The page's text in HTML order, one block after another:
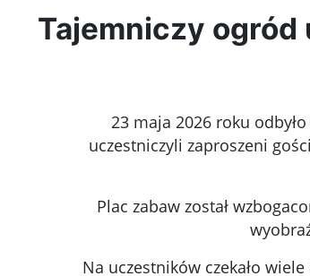
Tajemniczy ogród
23 maja 2026 roku
uczestniczyli zaproszeni
Plac zabaw został
Na uczestników czekało